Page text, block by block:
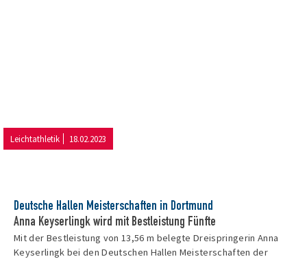
Leichtathletik 18.02.2023
Deutsche Hallen Meisterschaften in Dortmund
Anna Keyserlingk wird mit Bestleistung Fünfte
Mit der Bestleistung von 13,56 m belegte Dreispringerin Anna
Keyserlingk bei den Deutschen Hallen Meisterschaften der